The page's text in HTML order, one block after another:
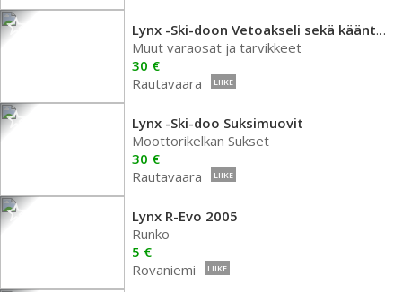
Lynx -Ski-doon Vetoakseli sekä kääntöakselit
Muut varaosat ja tarvikkeet
30 €
Rautavaara
LIIKE
Lynx -Ski-doo Suksimuovit
Moottorikelkan Sukset
30 €
Rautavaara
LIIKE
Lynx R-Evo 2005
Runko
5 €
Rovaniemi
LIIKE